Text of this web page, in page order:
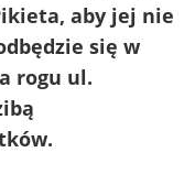
aby jej nie
się w
rogu ul.